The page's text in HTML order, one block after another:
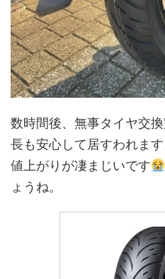
数時間後、無事タイヤ交
長も安心して居すわれま
値上がりが凄まじいです
ょうね。